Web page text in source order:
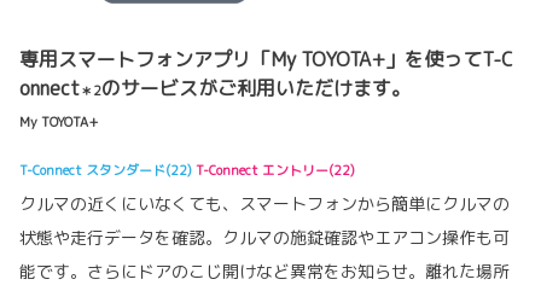
専用スマートフォンアプリ「My TOYOTA+」を使ってT-C
onnect＊2のサービスがご利用いただけます。
My TOYOTA+
T-Connect スタンダード(22)T-Connect エントリー(22)
クルマの近くにいなくても、スマートフォンから簡単にクルマの
状態や走行データを確認。クルマの施錠確認やエアコン操作も可
能です。さらにドアのこじ開けなど異常をお知らせ。離れた場所